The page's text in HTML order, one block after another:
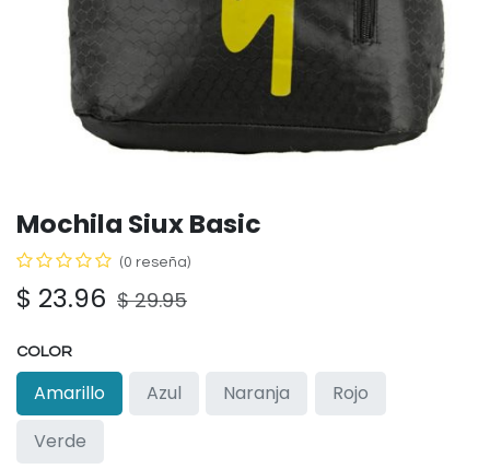
Mochila Siux Basic
(0 reseña)
$ 23.96 $29.95
COLOR
Amarillo Azul Naranja
Rojo
Verde